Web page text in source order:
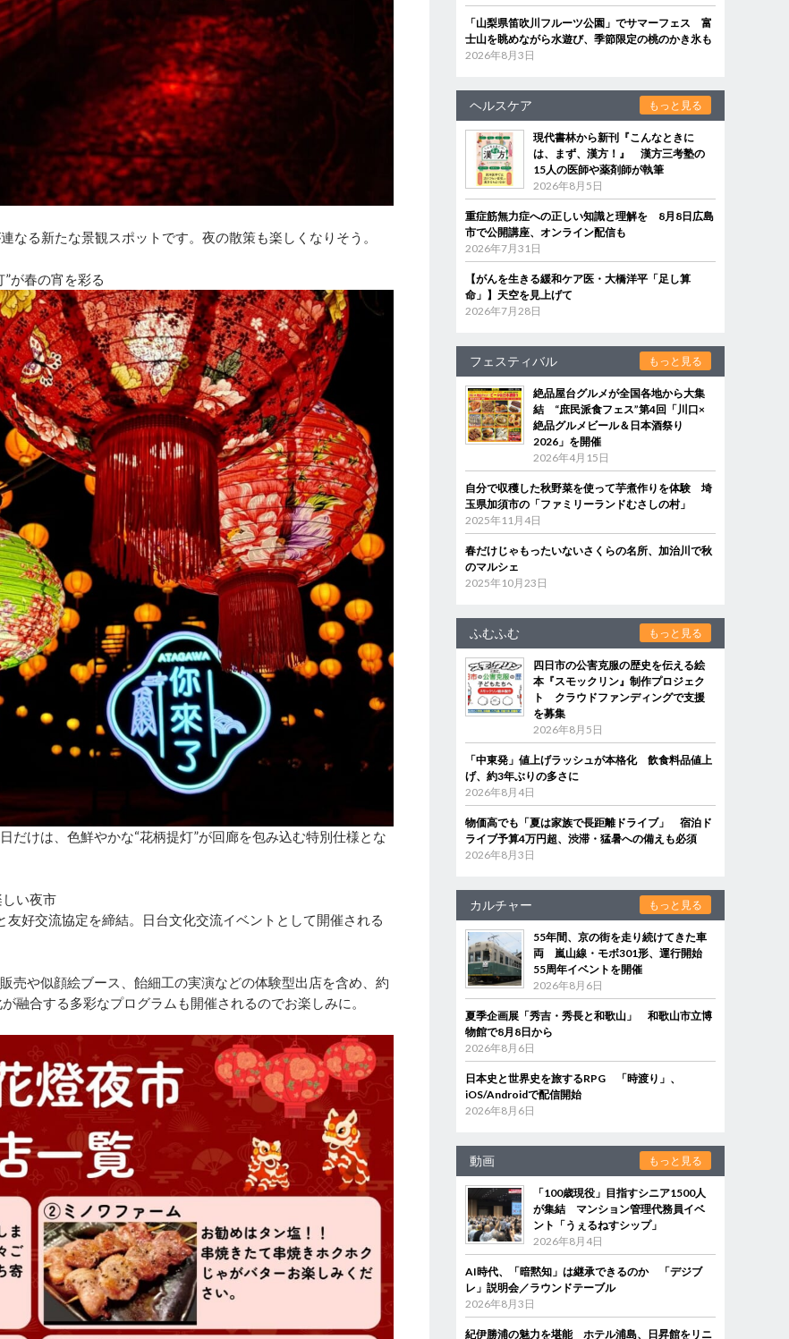
なる新たな景観スポットです。夜の散策も楽しくなりそう。
”が春の宵を彩る
だけは、色鮮やかな“花柄提灯”が回廊を包み込む特別仕様とな
い夜市
好交流協定を締結。日台文化交流イベントとして開催される
売や似顔絵ブース、飴細工の実演などの体験型出店を含め、約
融合する多彩なプログラムも開催されるのでお楽しみに。
「山梨県笛吹川フルーツ公園」でサマーフェス 富
士山を眺めながら水遊び、季節限定の桃のかき氷も
2026年8月3日
ヘルスケア もっと見る
現代書林から新刊『こんなときに
は、まず、漢方！』 漢方三考塾の
15人の医師や薬剤師が執筆
2026年8月5日
重症筋無力症への正しい知識と理解を 8月8日広島
市で公開講座、オンライン配信も
2026年7月31日
【がんを生きる緩和ケア医・大橋洋平「足し算
命」】天空を見上げて
2026年7月28日
フェスティバル もっと見る
絶品屋台グルメが全国各地から大集
結 “庶民派食フェス”第4回「川口×
絶品グルメビール＆日本酒祭り
2026」を開催
2026年4月15日
自分で収穫した秋野菜を使って芋煮作りを体験 埼
玉県加須市の「ファミリーランドむさしの村」
2025年11月4日
春だけじゃもったいないさくらの名所、加治川で秋
のマルシェ
2025年10月23日
ふむふむ もっと見る
四日市の公害克服の歴史を伝える絵
本『スモックリン』制作プロジェク
ト クラウドファンディングで支援
を募集
2026年8月5日
「中東発」値上げラッシュが本格化 飲食料品値上
げ、約3年ぶりの多さに
2026年8月4日
物価高でも「夏は家族で長距離ドライブ」 宿泊ド
ライブ予算4万円超、渋滞・猛暑への備えも必須
2026年8月3日
カルチャー もっと見る
55年間、京の街を走り続けてきた車
両 嵐山線・モボ301形、運行開始
55周年イベントを開催
2026年8月6日
夏季企画展「秀吉・秀長と和歌山」 和歌山市立博
物館で8月8日から
2026年8月6日
日本史と世界史を旅するRPG 「時渡り」、
iOS/Androidで配信開始
2026年8月6日
動画 もっと見る
「100歳現役」目指すシニア1500人
が集結 マンション管理代務員イベ
ント「うぇるねすシップ」
2026年8月4日
AI時代、「暗黙知」は継承できるのか 「デジブ
レ」説明会／ラウンドテーブル
2026年8月3日
紀伊勝浦の魅力を堪能 ホテル浦島、日昇館をリニ